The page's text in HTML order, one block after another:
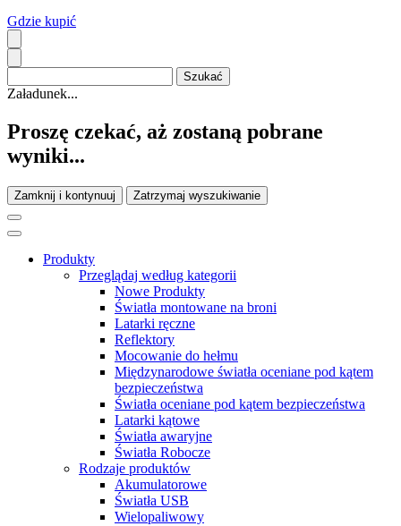
Gdzie kupić
Załadunek...
Proszę czekać, aż zostaną pobrane
wyniki...
Zamknij i kontynuuj Zatrzymaj wyszukiwanie
Produkty
Przeglądaj według kategorii
Nowe Produkty
Światła montowane na broni
Latarki ręczne
Reflektory
Mocowanie do hełmu
Międzynarodowe światła oceniane pod kątem
bezpieczeństwa
Światła oceniane pod kątem bezpieczeństwa
Latarki kątowe
Światła awaryjne
Światła Robocze
Rodzaje produktów
Akumulatorowe
Światła USB
Wielopaliwowy